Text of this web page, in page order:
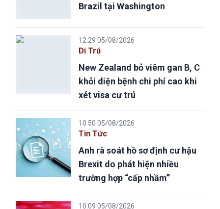
Brazil tại Washington
12:29 05/08/2026
Di Trú
New Zealand bỏ viêm gan B, C
khỏi diện bệnh chi phí cao khi
xét visa cư trú
10:50 05/08/2026
Tin Tức
Anh rà soát hồ sơ định cư hậu
Brexit do phát hiện nhiều
trường hợp “cấp nhầm”
10:09 05/08/2026